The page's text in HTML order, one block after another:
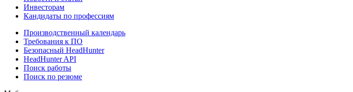
Инвесторам
Кандидаты по профессиям
Производственный календарь
Требования к ПО
Безопасный HeadHunter
HeadHunter API
Поиск работы
Поиск по резюме